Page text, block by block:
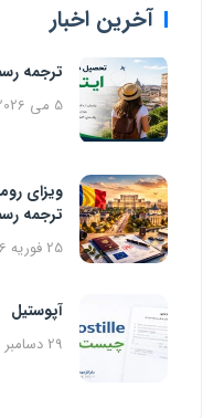
آخرین اخبار
ترجمه
5 می 2026
ویزای
ترجمه
25 فوریه 2026
آپوستیل
29 دسامبر 2025